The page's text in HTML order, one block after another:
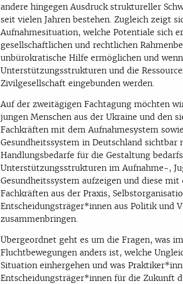
andere hingegen Ausdruck struktureller
seit vielen Jahren bestehen. Zugleich zeigt
Aufnahmesituation, welche Potentiale sich
gesellschaftlichen und rechtlichen
unbürokratische Hilfe ermöglichen und
Unterstützungsstrukturen und die
Zivilgesellschaft eingebunden werden.
Auf der zweitägigen Fachtagung möchten
jungen Menschen aus der Ukraine und den
Fachkräften mit dem Aufnahmesystem
Gesundheitssystem in Deutschland sichtbar
Handlungsbedarfe für die Gestaltung
Unterstützungsstrukturen im Aufnahme-,
Gesundheitssystem aufzeigen und diese mit
Fachkräften aus der Praxis,
Entscheidungsträger*innen aus Politik und
zusammenbringen.
Übergeordnet geht es um die Fragen, was
Fluchtbewegungen anders ist, welche
Situation einhergehen und was
Entscheidungsträger*innen für die Zukunft